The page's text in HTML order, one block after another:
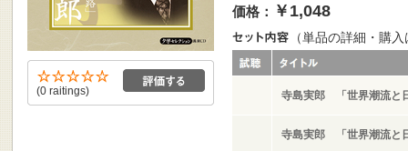
(0 raitings)
価格： ￥1,048
（単品の詳細・購
寺島実郎 「世界潮流と
寺島実郎 「世界潮流と